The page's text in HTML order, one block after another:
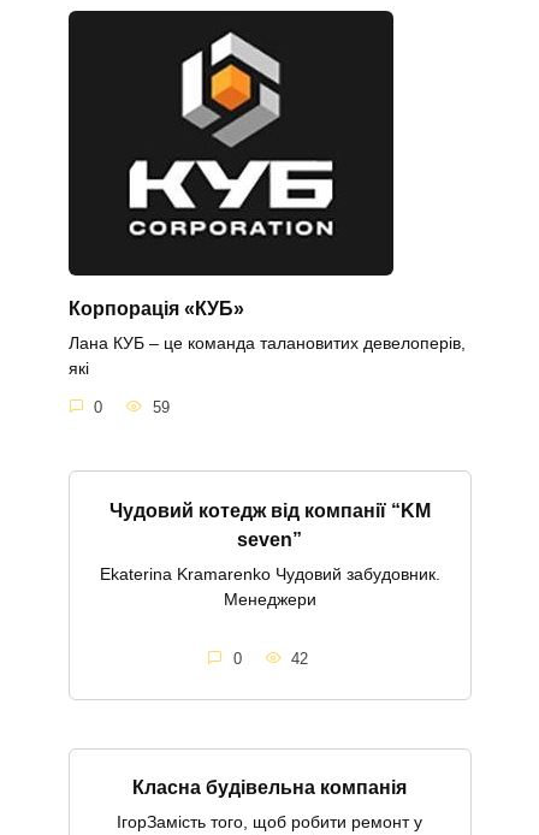
Корпорація «КУБ»
Лана КУБ – це команда талановитих девелоперів,
які
0 59
Чудовий котедж від компанії “KM
seven”
Ekaterina Kramarenko Чудовий забудовник.
Менеджери
0 42
Класна будівельна компанія
ІгорЗамість того, щоб робити ремонт у